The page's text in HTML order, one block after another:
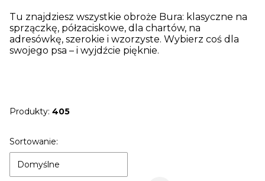
Tu znajdziesz wszystkie obroże Bura: klasyczne na
sprzączkę, półzaciskowe, dla chartów, na
adresówkę, szerokie i wzorzyste. Wybierz coś dla
swojego psa – i wyjdźcie pięknie.
Produkty: 405
Lista produktów
Sortowanie:
Domyślne